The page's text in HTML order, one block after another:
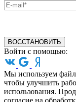
ВОССТАНОВИТЬ
Войти с помощью:
Мы используем
чтобы улучшить
использования.
согласие на